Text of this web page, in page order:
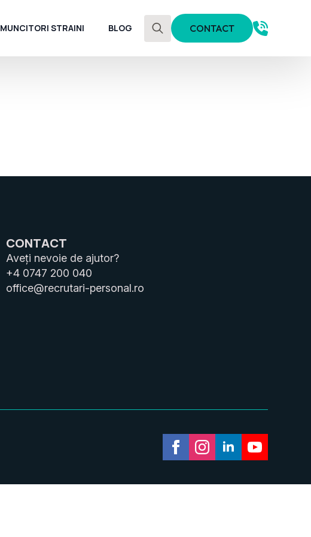
MUNCITORI STRAINI BLOG CONTACT
CONTACT
Aveți nevoie de ajutor?
+4 0747 200 040
office@recrutari-personal.ro